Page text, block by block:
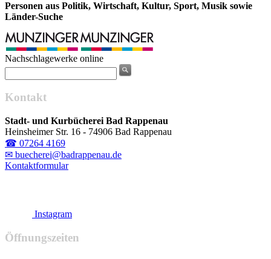
Personen aus Politik, Wirtschaft, Kultur, Sport, Musik sowie
Länder-Suche
Nachschlagewerke online
Kontakt
Stadt- und Kurbücherei Bad Rappenau
Heinsheimer Str. 16 - 74906 Bad Rappenau
☎ 07264 4169
✉ buecherei@badrappenau.de
Kontaktformular
Instagram
Öffnungszeiten